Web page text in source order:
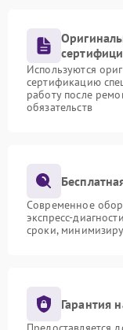
Используются
сертификацию
работу после
обязательств
Современное
экспресс-
сроки,
Гарантия